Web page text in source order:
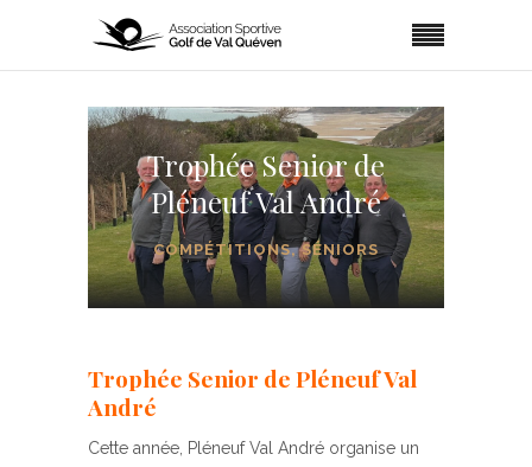
Trophée Senior de
Pléneuf Val André
COMPÉTITIONS,SÉNIORS
Trophée Senior de Pléneuf Val
André
Cette année, Pléneuf Val André organise un